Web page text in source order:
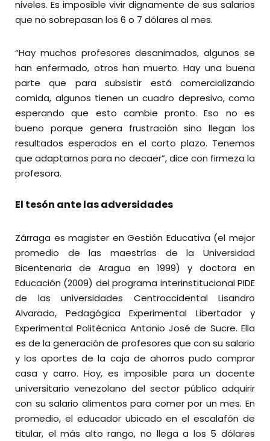
niveles. Es imposible vivir dignamente de sus salarios
que no sobrepasan los 6 o 7 dólares al mes.
“Hay muchos profesores desanimados, algunos se
han enfermado, otros han muerto. Hay una buena
parte que para subsistir está comercializando
comida, algunos tienen un cuadro depresivo, como
esperando que esto cambie pronto. Eso no es
bueno porque genera frustración sino llegan los
resultados esperados en el corto plazo. Tenemos
que adaptarnos para no decaer”, dice con firmeza la
profesora.
El tesón ante las adversidades
Zárraga es magister en Gestión Educativa (el mejor
promedio de las maestrías de la Universidad
Bicentenaria de Aragua en 1999) y doctora en
Educación (2009) del programa interinstitucional PIDE
de las universidades Centroccidental Lisandro
Alvarado, Pedagógica Experimental Libertador y
Experimental Politécnica Antonio José de Sucre. Ella
es de la generación de profesores que con su salario
y los aportes de la caja de ahorros pudo comprar
casa y carro. Hoy, es imposible para un docente
universitario venezolano del sector público adquirir
con su salario alimentos para comer por un mes. En
promedio, el educador ubicado en el escalafón de
titular, el más alto rango, no llega a los 5 dólares